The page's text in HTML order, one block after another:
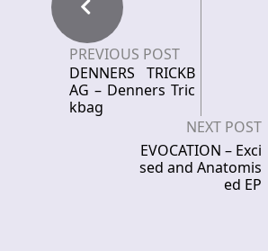
PREVIOUS POST
DENNERS TRICKB
AG – Denners Tric
kbag
NEXT POST
EVOCATION – Exci
sed and Anatomis
ed EP